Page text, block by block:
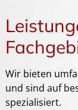
Wir bieten
und sind auf
spezialisiert.